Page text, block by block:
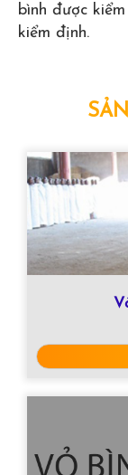
bình được
kiểm định.